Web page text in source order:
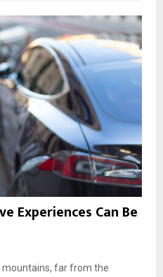
Experiences Can Be
mountains, far from the